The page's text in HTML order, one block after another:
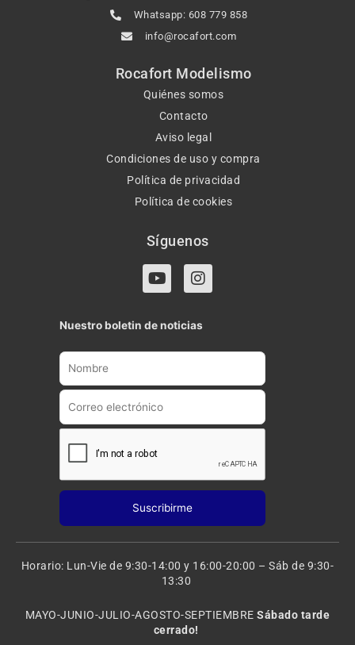
Whatsapp: 608 779 858
info@rocafort.com
Rocafort Modelismo
Quiénes somos
Contacto
Aviso legal
Condiciones de uso y compra
Política de privacidad
Política de cookies
Síguenos
Y
o
t
u
b
I
n
t
a
g
a
Nuestro boletin de noticias
Horario: Lun-Vie de 9:30-14:00 y 16:00-20:00 – Sáb de 9:30-
13:30
MAYO-JUNIO-JULIO-AGOSTO-SEPTIEMBRESábado tarde
cerrado!